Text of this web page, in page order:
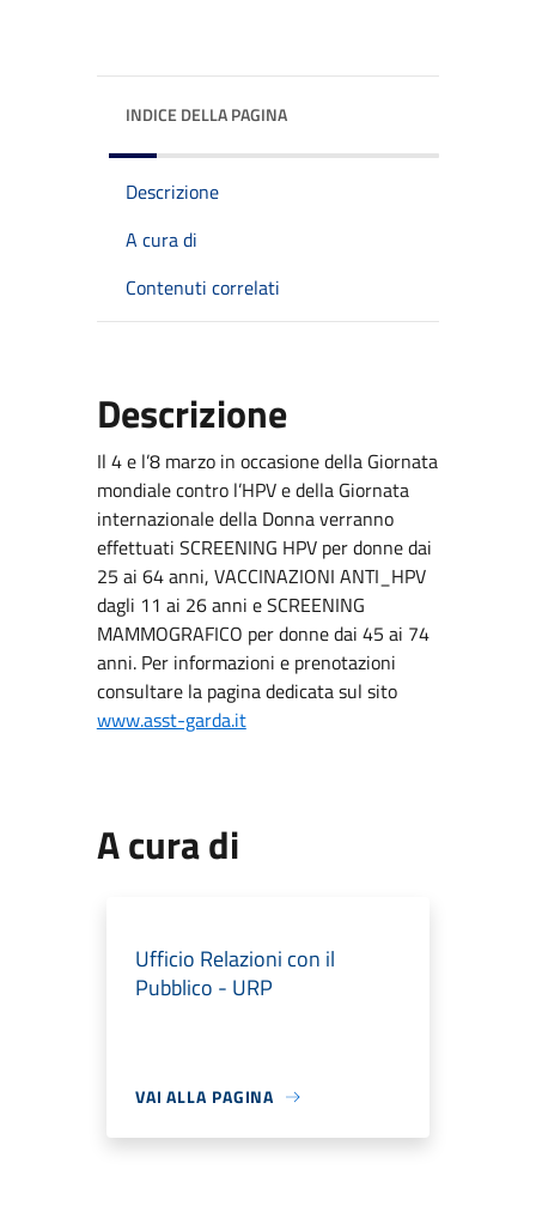
INDICE DELLA PAGINA
Descrizione
A cura di
Contenuti correlati
Descrizione
Il 4 e l’8 marzo in occasione della Giornata
mondiale contro l’HPV e della Giornata
internazionale della Donna verranno
effettuati SCREENING HPV per donne dai
25 ai 64 anni, VACCINAZIONI ANTI_HPV
dagli 11 ai 26 anni e SCREENING
MAMMOGRAFICO per donne dai 45 ai 74
anni. Per informazioni e prenotazioni
consultare la pagina dedicata sul sito
www.asst-garda.it
A cura di
Ufficio Relazioni con il
Pubblico - URP
VAI ALLA PAGINA